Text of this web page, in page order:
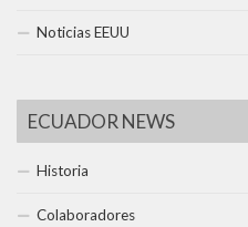
Noticias EEUU
ECUADOR NEWS
Historia
Colaboradores